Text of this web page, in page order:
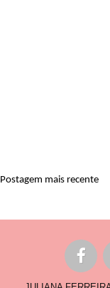
Postagem mais recente